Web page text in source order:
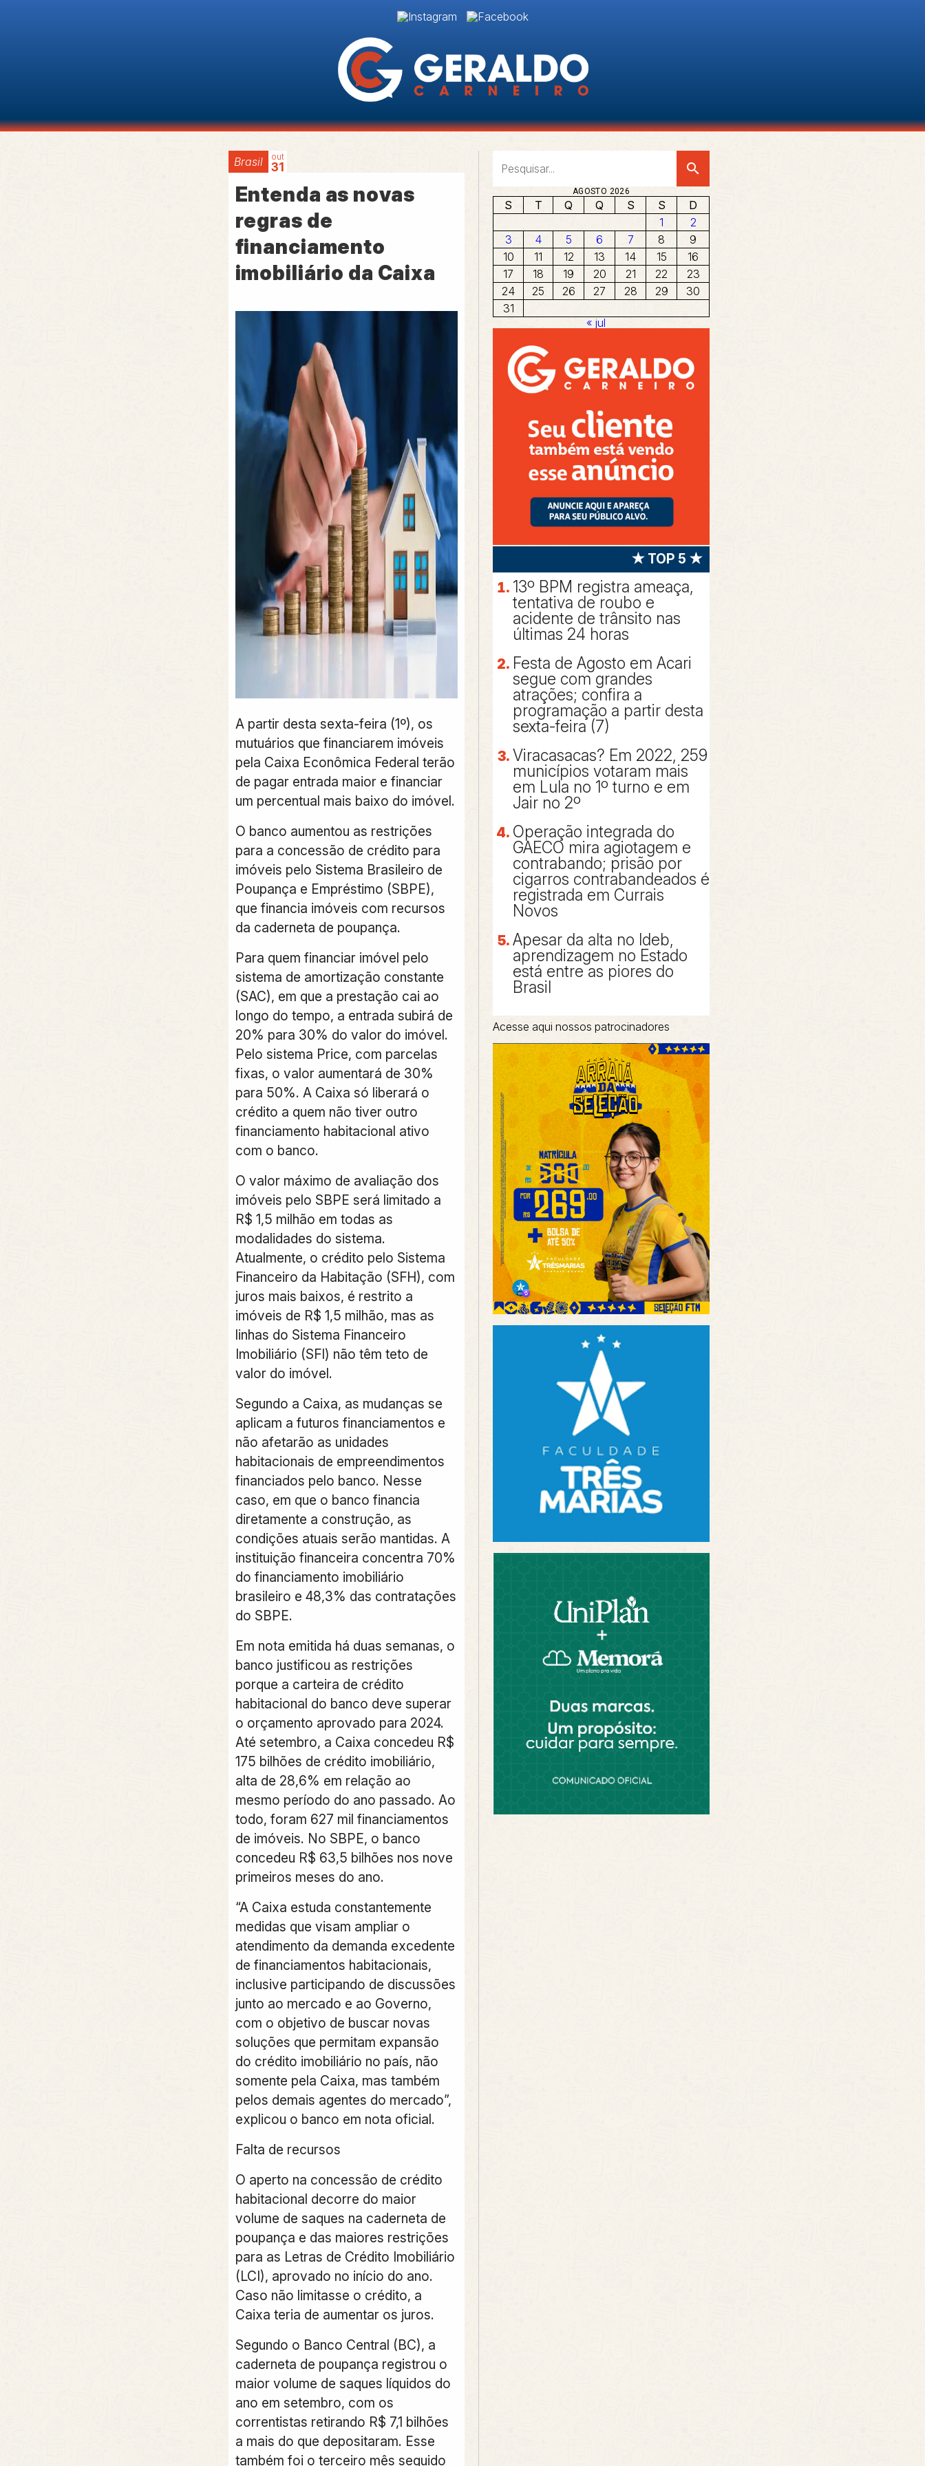
Brasil 31
out
Entenda as novas
regras de
financiamento
imobiliário da Caixa
A partir desta sexta-feira (1º), os
mutuários que financiarem imóveis
pela Caixa Econômica Federal terão
de pagar entrada maior e financiar
um percentual mais baixo do imóvel.
O banco aumentou as restrições
para a concessão de crédito para
imóveis pelo Sistema Brasileiro de
Poupança e Empréstimo (SBPE),
que financia imóveis com recursos
da caderneta de poupança.
Para quem financiar imóvel pelo
sistema de amortização constante
(SAC), em que a prestação cai ao
longo do tempo, a entrada subirá de
20% para 30% do valor do imóvel.
Pelo sistema Price, com parcelas
fixas, o valor aumentará de 30%
para 50%. A Caixa só liberará o
crédito a quem não tiver outro
financiamento habitacional ativo
com o banco.
O valor máximo de avaliação dos
imóveis pelo SBPE será limitado a
R$ 1,5 milhão em todas as
modalidades do sistema.
Atualmente, o crédito pelo Sistema
Financeiro da Habitação (SFH), com
juros mais baixos, é restrito a
imóveis de R$ 1,5 milhão, mas as
linhas do Sistema Financeiro
Imobiliário (SFI) não têm teto de
valor do imóvel.
Segundo a Caixa, as mudanças se
aplicam a futuros financiamentos e
não afetarão as unidades
habitacionais de empreendimentos
financiados pelo banco. Nesse
caso, em que o banco financia
diretamente a construção, as
condições atuais serão mantidas. A
instituição financeira concentra 70%
do financiamento imobiliário
brasileiro e 48,3% das contratações
do SBPE.
Em nota emitida há duas semanas, o
banco justificou as restrições
porque a carteira de crédito
habitacional do banco deve superar
o orçamento aprovado para 2024.
Até setembro, a Caixa concedeu R$
175 bilhões de crédito imobiliário,
alta de 28,6% em relação ao
mesmo período do ano passado. Ao
todo, foram 627 mil financiamentos
de imóveis. No SBPE, o banco
concedeu R$ 63,5 bilhões nos nove
primeiros meses do ano.
“A Caixa estuda constantemente
medidas que visam ampliar o
atendimento da demanda excedente
de financiamentos habitacionais,
inclusive participando de discussões
junto ao mercado e ao Governo,
com o objetivo de buscar novas
soluções que permitam expansão
do crédito imobiliário no país, não
somente pela Caixa, mas também
pelos demais agentes do mercado”,
explicou o banco em nota oficial.
Falta de recursos
O aperto na concessão de crédito
habitacional decorre do maior
volume de saques na caderneta de
poupança e das maiores restrições
para as Letras de Crédito Imobiliário
(LCI), aprovado no início do ano.
Caso não limitasse o crédito, a
Caixa teria de aumentar os juros.
Segundo o Banco Central (BC), a
caderneta de poupança registrou o
maior volume de saques líquidos do
ano em setembro, com os
correntistas retirando R$ 7,1 bilhões
a mais do que depositaram. Esse
também foi o terceiro mês seguido
search
AGOSTO 2026
S T Q Q S S
D
1
2
3
4 5 6 7 8
9
10
11 12 13 14 15
16
17
18 19 20 21 22
23
24
25 26 27 28 29
30
31
« jul
★ TOP 5 ★
13º BPM registra ameaça,
tentativa de roubo e
acidente de trânsito nas
últimas 24 horas
Festa de Agosto em Acari
segue com grandes
atrações; confira a
programação a partir desta
sexta-feira (7)
Viracasacas? Em 2022, 259
municípios votaram mais
em Lula no 1º turno e em
Jair no 2º
Operação integrada do
GAECO mira agiotagem e
contrabando; prisão por
cigarros contrabandeados é
registrada em Currais
Novos
Apesar da alta no Ideb,
aprendizagem no Estado
está entre as piores do
Brasil
Acesse aqui nossos patrocinadores